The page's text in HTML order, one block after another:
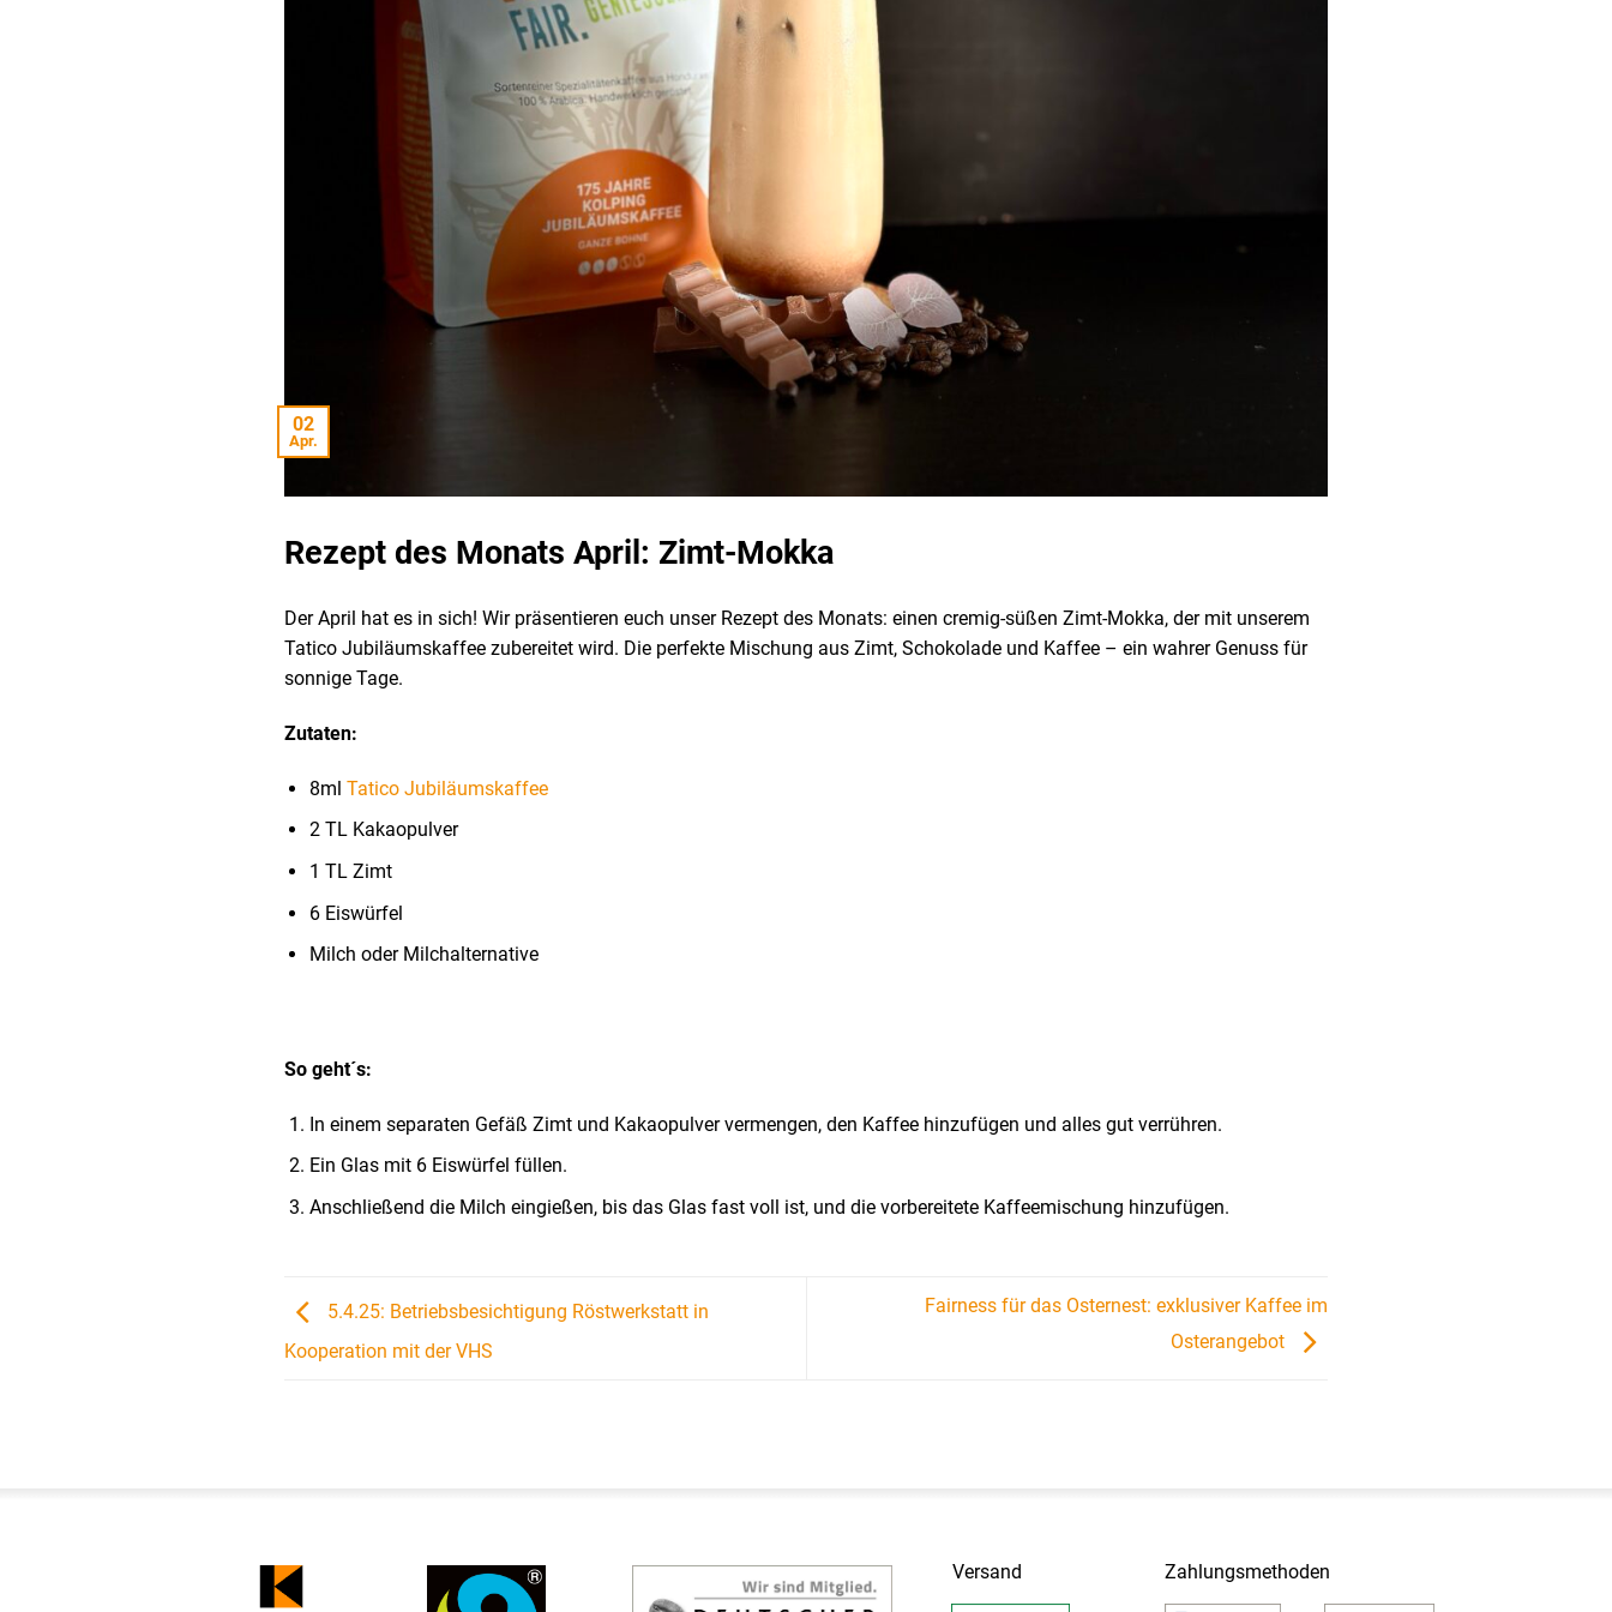
Rezept des Monats April: Zimt-Mokka
02
Apr.
Der April hat es in sich! Wir präsentieren euch unser Rezept des Monats: einen cremig-süßen Zimt-Mokka, der mit unserem
Tatico Jubiläumskaffee zubereitet wird. Die perfekte Mischung aus Zimt, Schokolade und Kaffee – ein wahrer Genuss für
sonnige Tage.
Zutaten:
8ml Tatico Jubiläumskaffee
2 TL Kakaopulver
1 TL Zimt
6 Eiswürfel
Milch oder Milchalternative
So geht´s:
In einem separaten Gefäß Zimt und Kakaopulver vermengen, den Kaffee hinzufügen und alles gut verrühren.
Ein Glas mit 6 Eiswürfel füllen.
Anschließend die Milch eingießen, bis das Glas fast voll ist, und die vorbereitete Kaffeemischung hinzufügen.
5.4.25: Betriebsbesichtigung Röstwerkstatt in
Kooperation mit der VHS
Fairness für das Osternest: exklusiver Kaffee im
Osterangebot
Versand Zahlungsmethoden